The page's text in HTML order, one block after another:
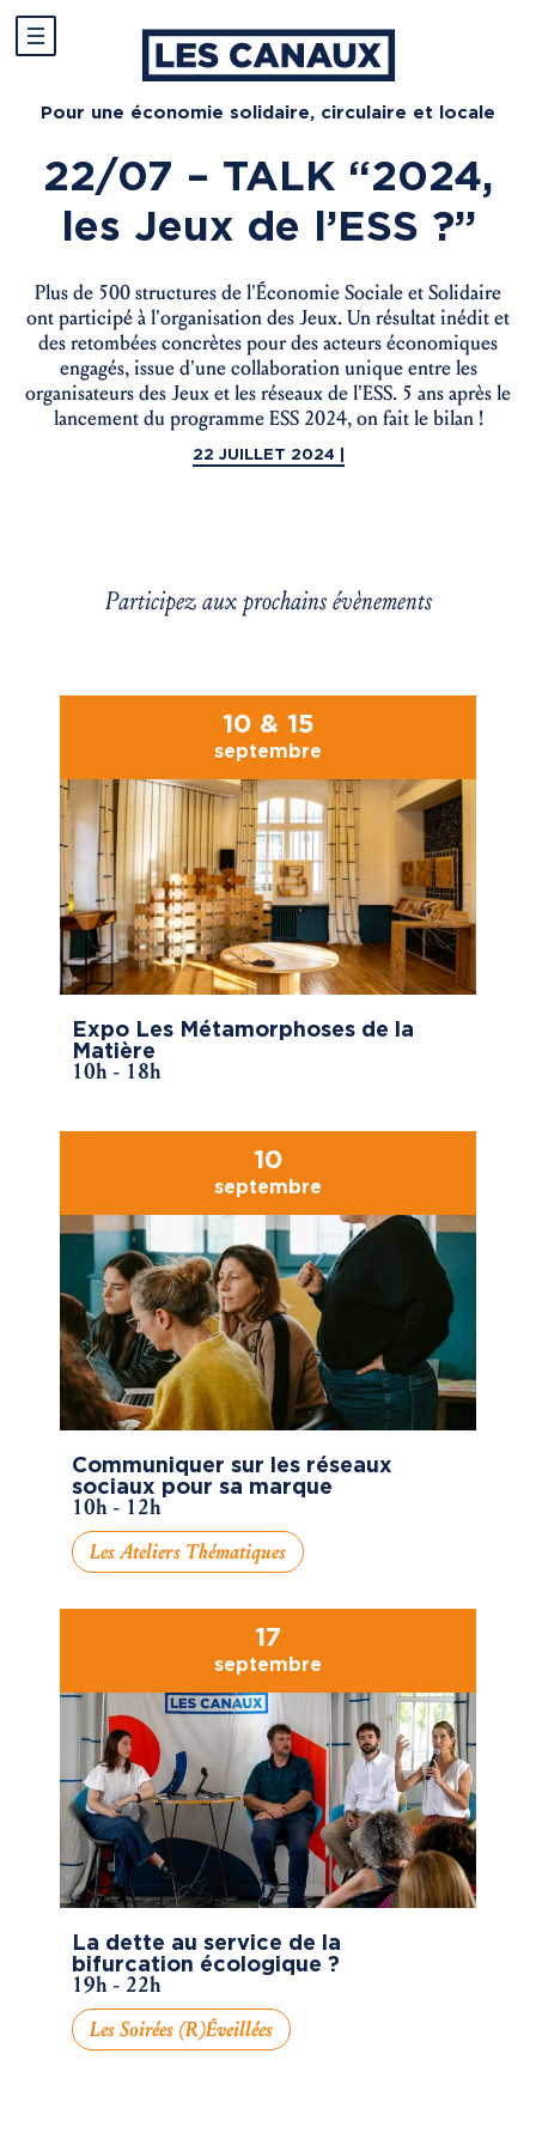
Pour une économie solidaire, circulaire et locale
22/07 – TALK “2024,
les Jeux de l’ESS ?”
Plus de 500 structures de l’Économie Sociale et Solidaire
ont participé à l’organisation des Jeux. Un résultat inédit et
des retombées concrètes pour des acteurs économiques
engagés, issue d’une collaboration unique entre les
organisateurs des Jeux et les réseaux de l’ESS. 5 ans après le
lancement du programme ESS 2024, on fait le bilan !
22 JUILLET 2024 |
Participez aux prochains évènements
10 & 15
septembre
Expo Les Métamorphoses de la
Matière
10h - 18h
10
septembre
Communiquer sur les réseaux
sociaux pour sa marque
10h - 12h
Les Ateliers Thématiques
17
septembre
La dette au service de la
bifurcation écologique ?
19h - 22h
Les Soirées (R)éveillées